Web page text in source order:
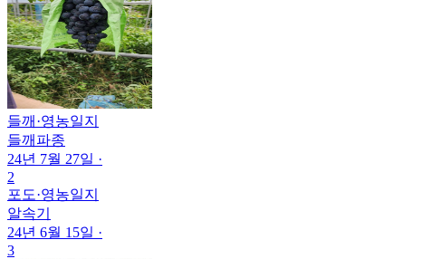
들깨 ·영농일지
들깨파종
24년 7월 27일 ·
2
포도·영농일지
알속기
24년 6월 15일 ·
3